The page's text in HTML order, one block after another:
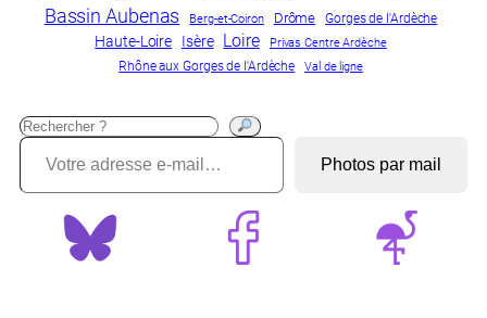
Bassin Aubenas Berg-et-Coiron Drôme Gorges de l'Ardèche
Haute-Loire Isère Loire Privas Centre Ardèche
Rhône aux Gorges de l'Ardèche Val de ligne
Recherche
?
Votre adresse e-mail…
Photos par mail